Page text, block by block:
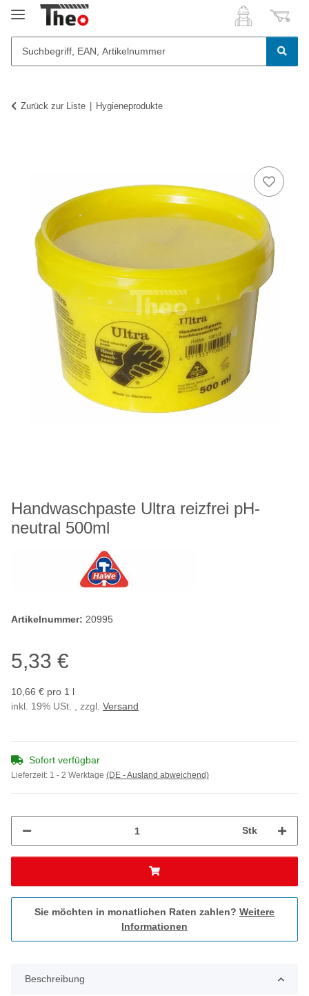
Zurück zur Liste Hygieneprodukte
Handwaschpaste Ultra reizfrei pH-
neutral 500ml
Artikelnummer: 20995
5,33 €
10,66 € pro 1 l
inkl. 19% USt. , zzgl. Versand
Sofort verfügbar
Lieferzeit: 1 - 2 Werktage (DE - Ausland abweichend)
Stk
Sie möchten in monatlichen Raten zahlen? Weitere
Informationen
Beschreibung